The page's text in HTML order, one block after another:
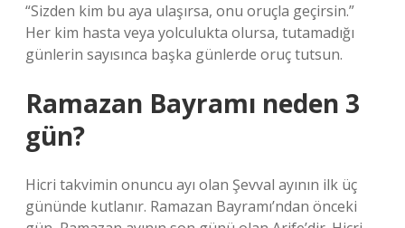
“Sizden kim bu aya ulaşırsa, onu oruçla geçirsin.”
Her kim hasta veya yolculukta olursa, tutamadığı
günlerin sayısınca başka günlerde oruç tutsun.
Ramazan Bayramı neden 3
gün?
Hicri takvimin onuncu ayı olan Şevval ayının ilk üç
gününde kutlanır. Ramazan Bayramı’ndan önceki